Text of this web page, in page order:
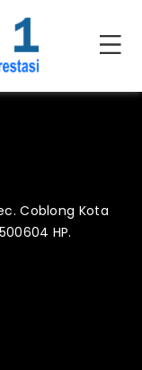
Coblong Kota
HP.